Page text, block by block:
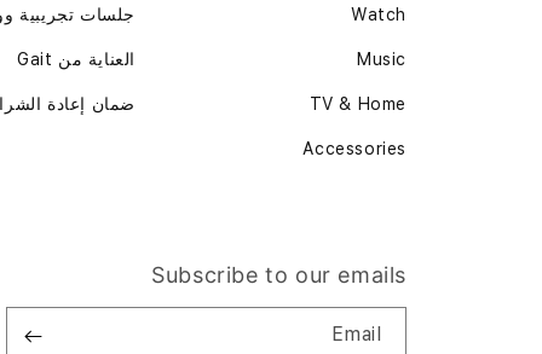
Watch
Music
TV & Home
Accessories
جلسات تجريبية
العناية من Gait
ضمان إعادة
Subscribe to our emails
Email